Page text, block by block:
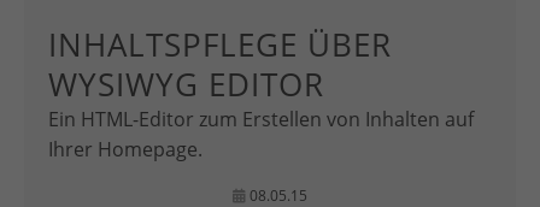
INHALTSPFLEGE ÜBER
WYSIWYG EDITOR
Ein HTML-Editor zum Erstellen von Inhalten auf
Ihrer Homepage.
08.05.15